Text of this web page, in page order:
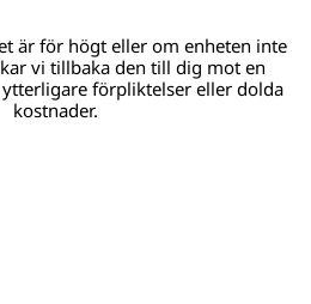
är för högt eller om enheten inte
vi tillbaka den till dig mot en
förpliktelser eller dolda
kostnader.